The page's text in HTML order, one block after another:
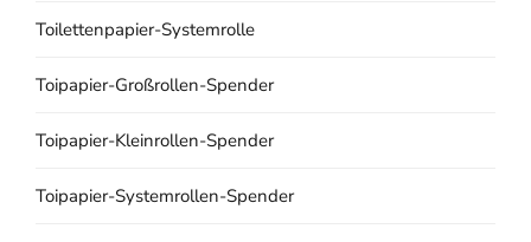
Toilettenpapier-Systemrolle
Toipapier-Großrollen-Spender
Toipapier-Kleinrollen-Spender
Toipapier-Systemrollen-Spender